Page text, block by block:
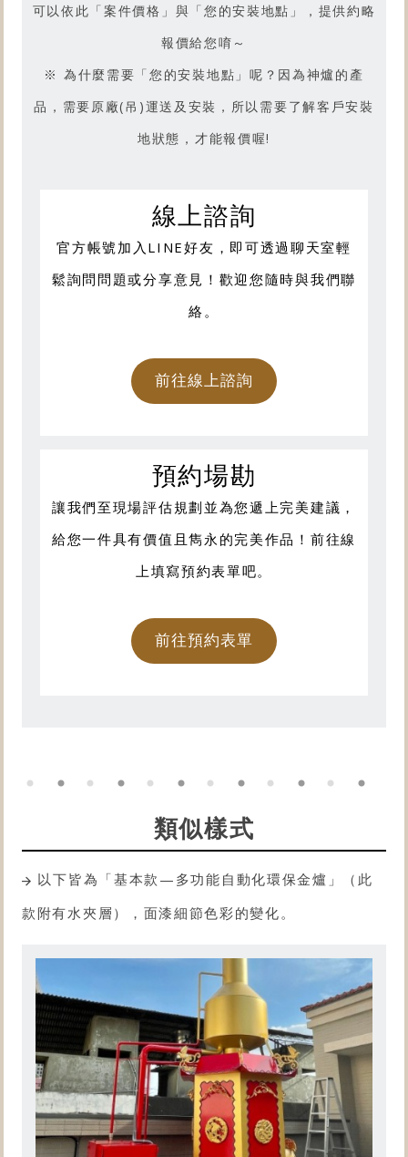
可以依此「案件價格」與「您的安裝地點」，提供約略
報價給您唷～
※ 為什麼需要「您的安裝地點」呢？因為神爐的產
品，需要原廠(吊)運送及安裝，所以需要了解客戶安裝
地狀態，才能報價喔!
線上諮詢
官方帳號加入LINE好友，即可透過聊天室輕
鬆詢問問題或分享意見！歡迎您隨時與我們聯
絡。
前往線上諮詢
預約場勘
讓我們至現場評估規劃並為您遞上完美建議，
給您一件具有價值且雋永的完美作品！前往線
上填寫預約表單吧。
前往預約表單
類似樣式
以下皆為「基本款—多功能自動化環保金爐 」（此
款附有水夾層），面漆細節色彩的變化。